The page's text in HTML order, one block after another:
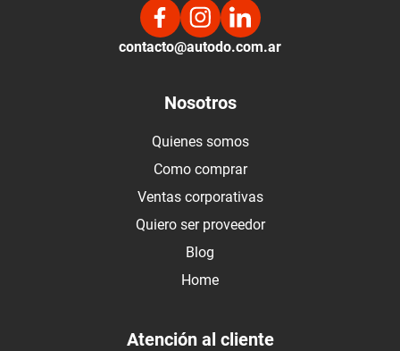
contacto@autodo.com.ar
Nosotros
Quienes somos
Como comprar
Ventas corporativas
Quiero ser proveedor
Blog
Home
Atención al cliente